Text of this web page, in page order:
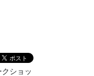
ショッ